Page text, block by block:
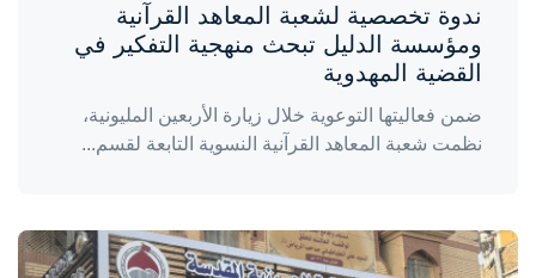
ندوة تخصصية لشعبة المعاهد القرآنية
ومؤسسة الدليل تبحث منهجية التفكير في
القضية المهدوية
ضمن فعاليتها التوعوية خلال زيارة الأربعين المليونية،
نظمت شعبة المعاهد القرآنية النسوية التابعة لقسم...
واحة المرأة